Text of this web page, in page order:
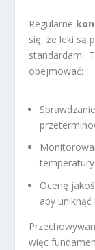
Regularne
się, że leki są
standardami.
obejmować:
Ocenę
aby uniknąć
więc